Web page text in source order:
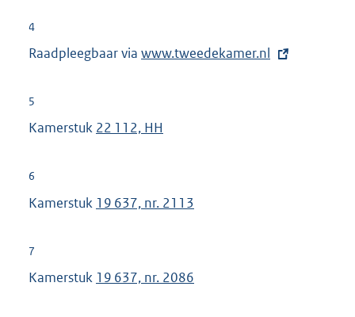
k
:
e
l
i
k
4
Raadpleegbaar via E
r
:
www.tweedekamer.nl
5
Kamerstuk 22 112, HH
6
Kamerstuk 19 637, nr. 2113
7
Kamerstuk 19 637, nr. 2086